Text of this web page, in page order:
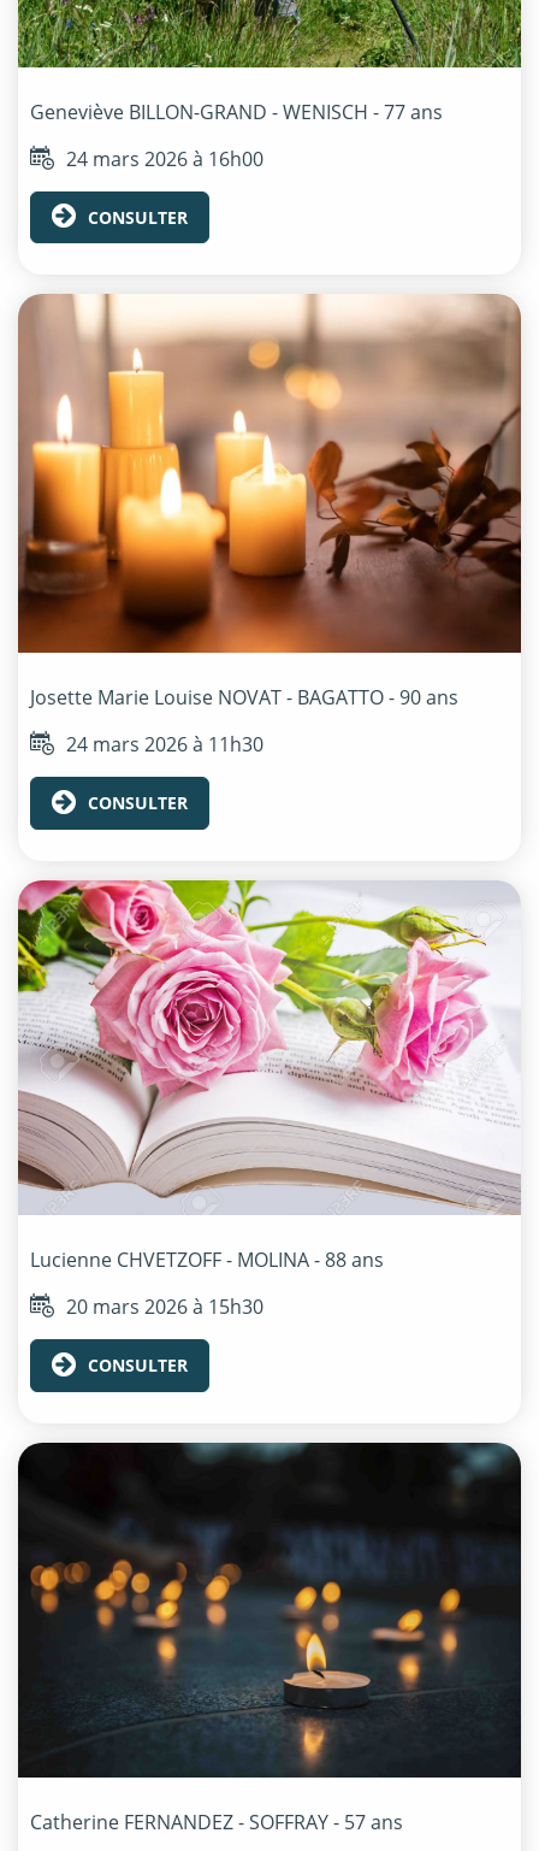
Geneviève BILLON-GRAND - WENISCH - 77 ans
24 mars 2026 à 16h00
CONSULTER
Josette Marie Louise NOVAT - BAGATTO- 90 ans
24 mars 2026 à 11h30
CONSULTER
Lucienne CHVETZOFF - MOLINA- 88 ans
20 mars 2026 à 15h30
CONSULTER
Catherine FERNANDEZ - SOFFRAY- 57 ans